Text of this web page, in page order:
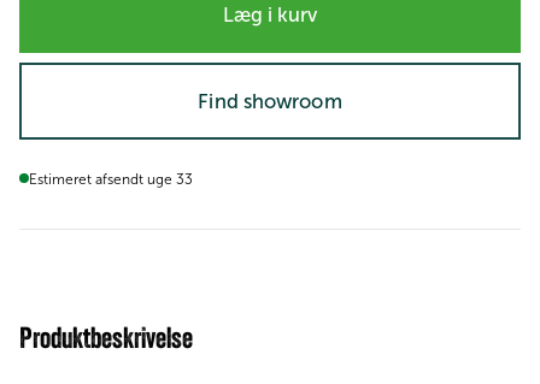
Læg i kurv
Find showroom
Estimeret afsendt uge 33
Produktbeskrivelse